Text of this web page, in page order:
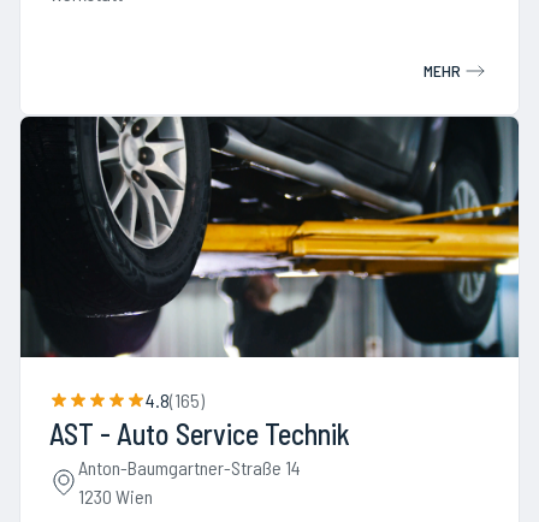
MEHR
4.8(165)
AST - Auto Service Technik
Anton-Baumgartner-Straße 14
1230 Wien